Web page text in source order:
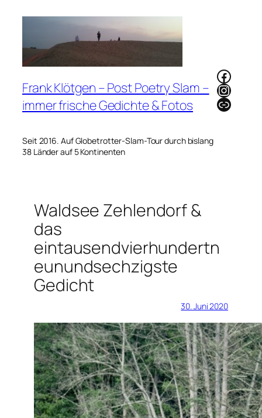
Frank Klötgen – Post Poetry Slam –
immer frische Gedichte & Fotos
Seit 2016. Auf Globetrotter-Slam-Tour durch bislang
38 Länder auf 5 Kontinenten
Link
Waldsee Zehlendorf &
das
eintausendvierhundertn
eunundsechzigste
Gedicht
30. Juni 2020